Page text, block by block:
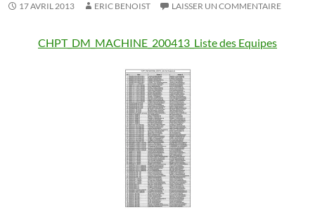
17 AVRIL 2013 ERIC BENOIST LAISSER UN COMMENTAIRE
CHPT_DM_MACHINE_200413_Liste des Equipes